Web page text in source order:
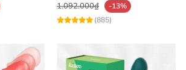
1.092.000₫
-13%
(885)